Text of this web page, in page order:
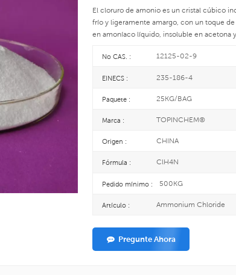
El cloruro de amonio es un cristal cúbico
frío y ligeramente amargo, con un toque
en amoníaco líquido, insoluble en acetona
No CAS. : 12125-02-9
EINECS : 235-186-4
Paquete : 25KG/BAG
Marca : TOPINCHEM®
Origen : CHINA
Fórmula : ClH4N
Pedido mínimo : 500KG
Artículo : Ammonium Chloride
Pregunte Ahora